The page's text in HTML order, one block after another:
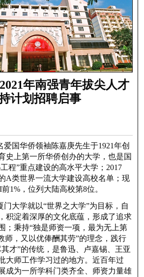
年南强青年拔尖人才
计划招聘启事
爱国华侨领袖陈嘉庚先生于1921年创
史上第一所华侨创办的大学，也是国
工程”重点建设的高水平大学；2017
A类世界一流大学建设高校名单；现
1%，位列大陆高校第8位。
门大学就以“世界之大学”为目标，自
积淀着深厚的文化底蕴，形成了追求
；秉持“独是师资一项，最为无上第
师，又以优俸酬其劳”的理念，践行
才”的传统，是鲁迅、卢嘉锡、王亚
大师工作学习过的地方。近百年过
成为一所学科门类齐全、师资力量雄